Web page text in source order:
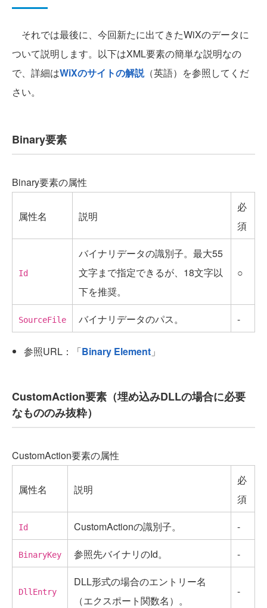
それでは最後に、今回新たに出てきたWiXのデータに
ついて説明します。以下はXML要素の簡単な説明なの
で、詳細はWiXのサイトの解説（英語）を参照してくだ
さい。
Binary要素
Binary要素の属性
属性名 説明
必
須
Id
バイナリデータの識別子。最大55
文字まで指定できるが、18文字以
下を推奨。
○
SourceFile バイナリデータのパス。 -
参照URL：「Binary Element 」
CustomAction要素（埋め込みDLLの場合に必要
なもののみ抜粋）
CustomAction要素の属性
属性名 説明
必
須
Id CustomActionの識別子。 -
BinaryKey 参照先バイナリのId。 -
DllEntry
DLL形式の場合のエントリー名
（エクスポート関数名）。
-